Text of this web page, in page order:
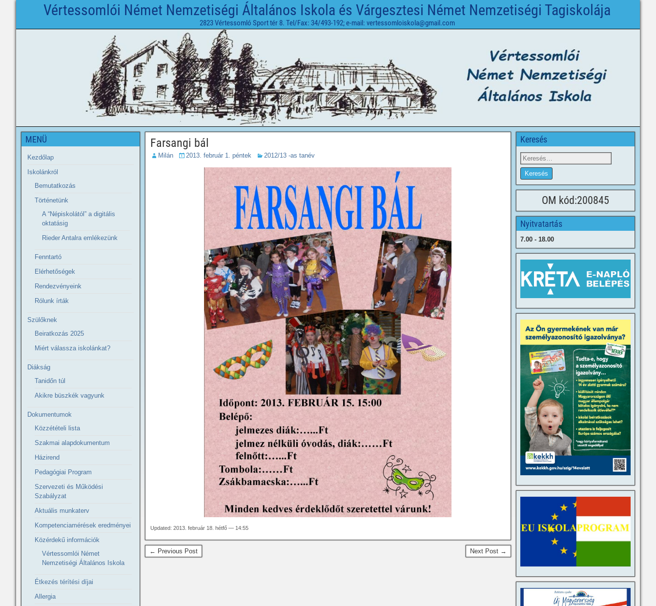
Vértessomlói Német Nemzetiségi Általános Iskola és Várgesztesi Német Nemzetiségi Tagiskolája
2823 Vértessomló Sport tér 8. Tel/Fax: 34/493-192; e-mail: vertessomloiskola@gmail.com
Farsangi bál
Milán 2013. február 1. péntek 2012/13 -as tanév
Updated: 2013. február 18. hétfő — 14:55
← Previous Post Next Post →
MENÜ
Kezdőlap
Iskolánkról
Bemutatkozás
Történetünk
A “Népiskolától” a digitális
oktatásig
Rieder Antalra emlékezünk
Fenntartó
Elérhetőségek
Rendezvényeink
Rólunk írták
Szülőknek
Beiratkozás 2025
Miért válassza iskolánkat?
Diákság
Tanidőn túl
Akikre büszkék vagyunk
Dokumentumok
Közzétételi lista
Szakmai alapdokumentum
Házirend
Pedagógiai Program
Szervezeti és Működési
Szabályzat
Aktuális munkaterv
Kompetenciamérések eredményei
Közérdekű információk
Vértessomlói Német
Nemzetiségi Általános Iskola
Étkezés térítési díjai
Allergia
Keresés
OM kód:200845
Nyitvatartás
7.00 - 18.00